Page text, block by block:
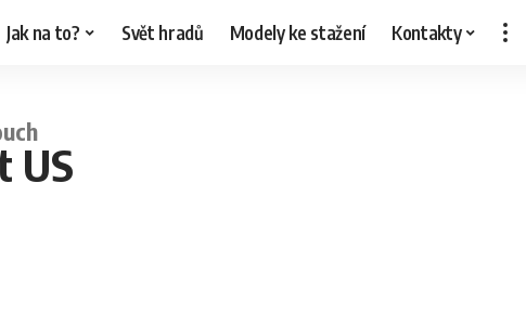
Jak na to? Svět hradů Modely ke stažení Kontakty
US